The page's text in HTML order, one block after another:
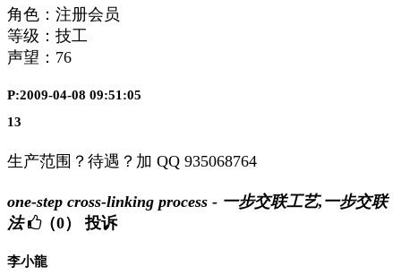
角色：注册会员
等级：技工
声望： 76
P:2009-04-08 09:51:05
13
生产范围？待遇？加 QQ 935068764
one-step cross-linking process - 一步交联工艺,一步交联
法
（0） 投诉
李小龍